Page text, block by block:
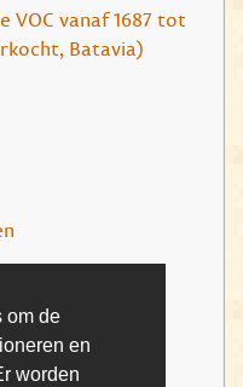
om de
en
worden
VOC vanaf 1687 tot
Batavia)